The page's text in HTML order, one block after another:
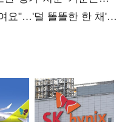
요"…'덜 똘똘한 한 채'